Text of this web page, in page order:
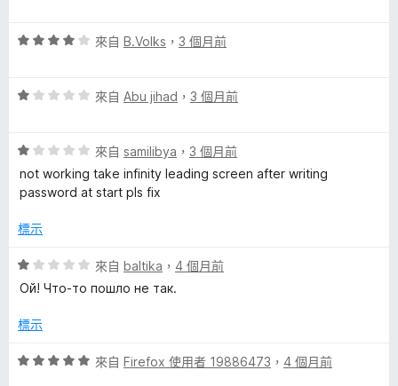
分
分
分
評
分
分
5
分
來自 B.Volks ， 3 個月前
評
分
，
滿
5
來自 Abu jihad ， 3 個月前
評
價
1
，
分
5
來自 samilibya ， 3 個月前
not working take infinity leading screen after writing
password at start pls fix
標示
評
價
分
滿
來自 baltika ， 4 個月前
Ой! Что-то пошло не так.
標示
評
來自 Firefox 使用者 19886473 ， 4 個月前